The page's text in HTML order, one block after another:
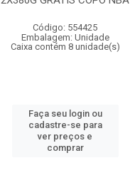
Código: 554425
Embalagem: Unidade
Caixa contém 8 unidade(s)
Faça seu login ou
cadastre-se para
ver preços e
comprar